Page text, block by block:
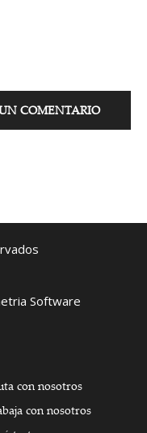
COMENTARIO
Software
con nosotros
con nosotros